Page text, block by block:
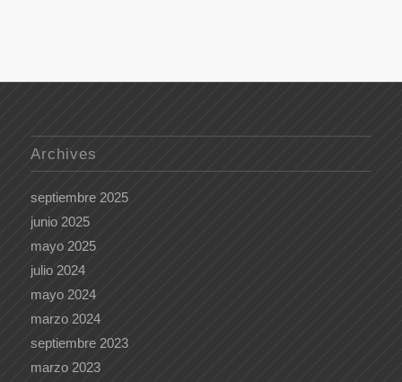
Archives
septiembre 2025
junio 2025
mayo 2025
julio 2024
mayo 2024
marzo 2024
septiembre 2023
marzo 2023